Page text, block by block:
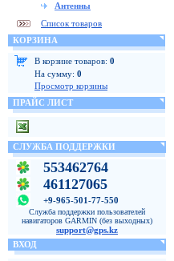
Антенны
Список товаров
КОРЗИНА
В корзине товаров: 0
На сумму: 0
Просмотр корзины
ПРАЙС ЛИСТ
СЛУЖБА ПОДДЕРЖКИ
553462764
461127065
+9-965-501-77-550
Служба поддержки пользователей
навигаторов GARMIN (без выходных)
support@gps.kz
ВХОД